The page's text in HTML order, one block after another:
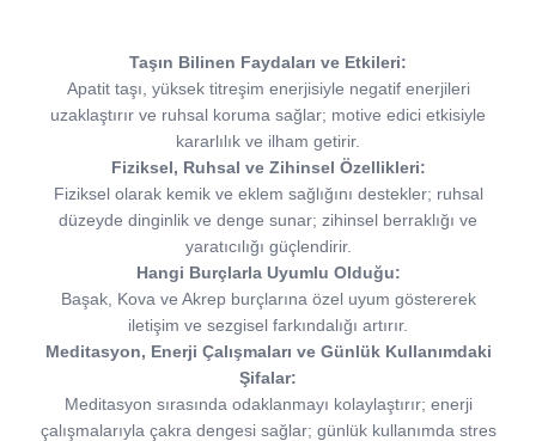
Taşın Bilinen Faydaları ve Etkileri:
Apatit taşı, yüksek titreşim enerjisiyle negatif enerjileri
uzaklaştırır ve ruhsal koruma sağlar; motive edici etkisiyle
kararlılık ve ilham getirir.
Fiziksel, Ruhsal ve Zihinsel Özellikleri:
Fiziksel olarak kemik ve eklem sağlığını destekler; ruhsal
düzeyde dinginlik ve denge sunar; zihinsel berraklığı ve
yaratıcılığı güçlendirir.
Hangi Burçlarla Uyumlu Olduğu:
Başak, Kova ve Akrep burçlarına özel uyum göstererek
iletişim ve sezgisel farkındalığı artırır.
Meditasyon, Enerji Çalışmaları ve Günlük Kullanımdaki
Şifalar:
Meditasyon sırasında odaklanmayı kolaylaştırır; enerji
çalışmalarıyla çakra dengesi sağlar; günlük kullanımda stres